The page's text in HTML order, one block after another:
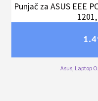
Punjač za ASUS EEE
Asus, Laptop